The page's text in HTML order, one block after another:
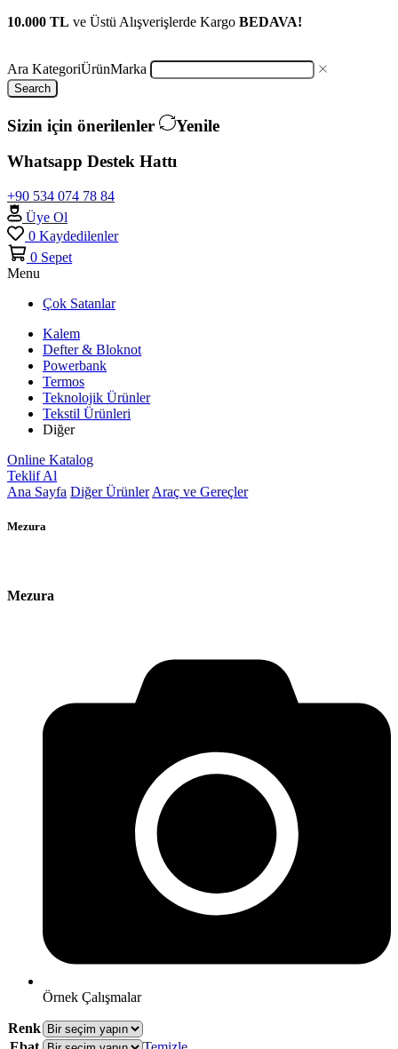
10.000 TL ve Üstü Alışverişlerde Kargo BEDAVA!
Ara KategoriÜrünMarka
Search
Sizin için önerilenler
Yenile
Whatsapp Destek Hattı
+90 534 074 78 84
Üye Ol
0 Kaydedilenler
0 Sepet
Menu
Çok Satanlar
Kalem
Defter & Bloknot
Powerbank
Termos
Teknolojik Ürünler
Tekstil Ürünleri
Diğer
Online Katalog
Teklif Al
Ana Sayfa Diğer Ürünler Araç ve Gereçler
Mezura
Mezura
Örnek Çalışmalar
Renk